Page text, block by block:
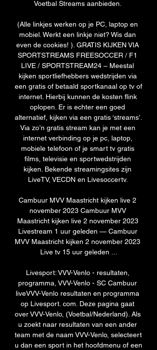
Voetbal Streams aanbieden.
(Alle linkjes werken op je PC, laptop en
mobiel. Werkt een linkje niet? Wis dan
even de cookies! ). GRATIS KIJKEN VIA
SPORTSTREAMS FREESOCCER / F1
LIVE / SPORTSTREAM24 – Meestal
kijken sportliefhebbers wedstrijden via
een gratis of betaald sportkanaal op tv of
internet. Hierbij kunnen de kosten flink
oplopen. Er is echter een goed
alternatief, kijken via een gratis ‘streams’.
Via zo’n gratis stream kan je met een
internet verbinding op je pc, laptop,
mobiele telefoon of je smart tv gratis
films, televisie en sportwedstrijden
kijken. Bekende streamingsites zijn
LiveTV, VECDN en Livesoccertv.
Cambuur MVV Maastricht kijken live 2
november 2023 Cambuur MVV
Maastricht kijken live 2 november 2023
Livestream 1 uur geleden — Cambuur
MVV Maastricht kijken 2 november 2023
Live tv 15 uur geleden ...
Livesport: VVV-Venlo - resultaten,
programma, VVV-Venlo - SC Cambuur
liveVVV-Venlo resultaten en programma
op Livesport. com. Deze pagina gaat
over VVV-Venlo, (Voetbal/Nederland). Als
u zoekt naar resultaten van een ander
team met de naam VVV-Venlo, selecteert
u dan een sport in het hoofdmenu of een